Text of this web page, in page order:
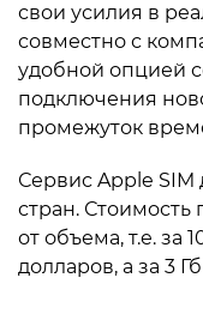
свои усилия в
совместно с
удобной опцией
подключения
промежуток
Сервис Apple SIM
стран. Стоимость
от объема, т.е. за
долларов, а за 3